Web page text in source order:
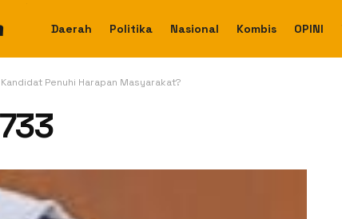
Daerah Politika Nasional Kombis OPINI
Penuhi Harapan Masyarakat?